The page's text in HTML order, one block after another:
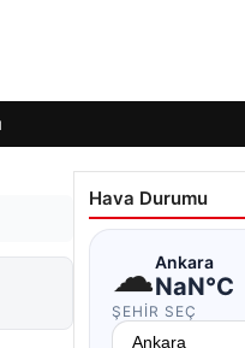
Hava Durumu
☁Ankara
NaN°C
ŞEHIR SEÇ